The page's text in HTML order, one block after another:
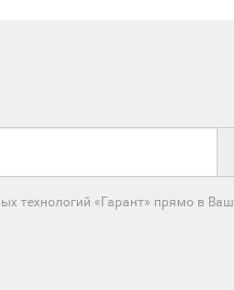
технологий «Гарант» прямо в Ваш